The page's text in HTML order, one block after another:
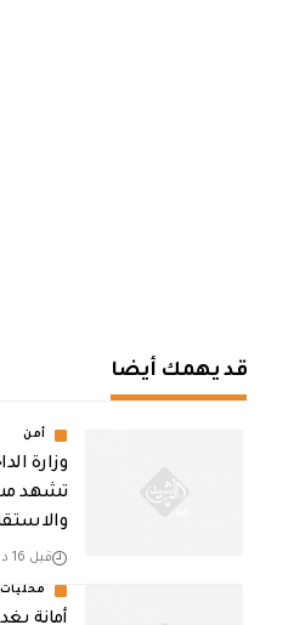
قد يهمك أيضا
أمن
وزارة
تشهد
قبل 16 دقيقة
محليات
أمانة